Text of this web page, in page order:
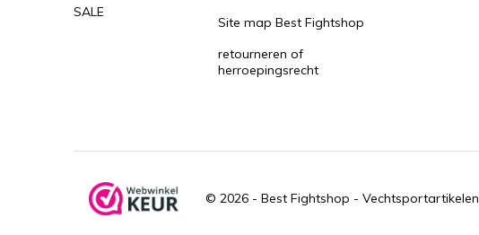
SALE
Site map Best Fightshop
retourneren of
herroepingsrecht
© 2026 - Best Fightshop - Vechtsportartikelen